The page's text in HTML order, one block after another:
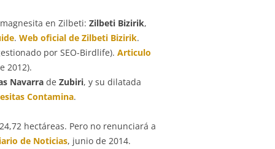
en Zilbeti:Zilbeti Bizirik,
.Web oficial de Zilbeti Bizirik.
por SEO-Birdlife).Articulo
2012).
Navarra deZubiri, y su dilatada
Contamina.
hectáreas. Pero no renunciará a
de Noticias, junio de 2014.